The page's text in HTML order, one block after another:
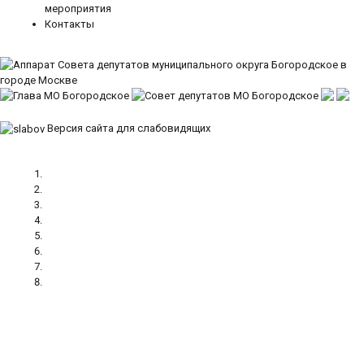
мероприятия
Контакты
Версия сайта для слабовидящих